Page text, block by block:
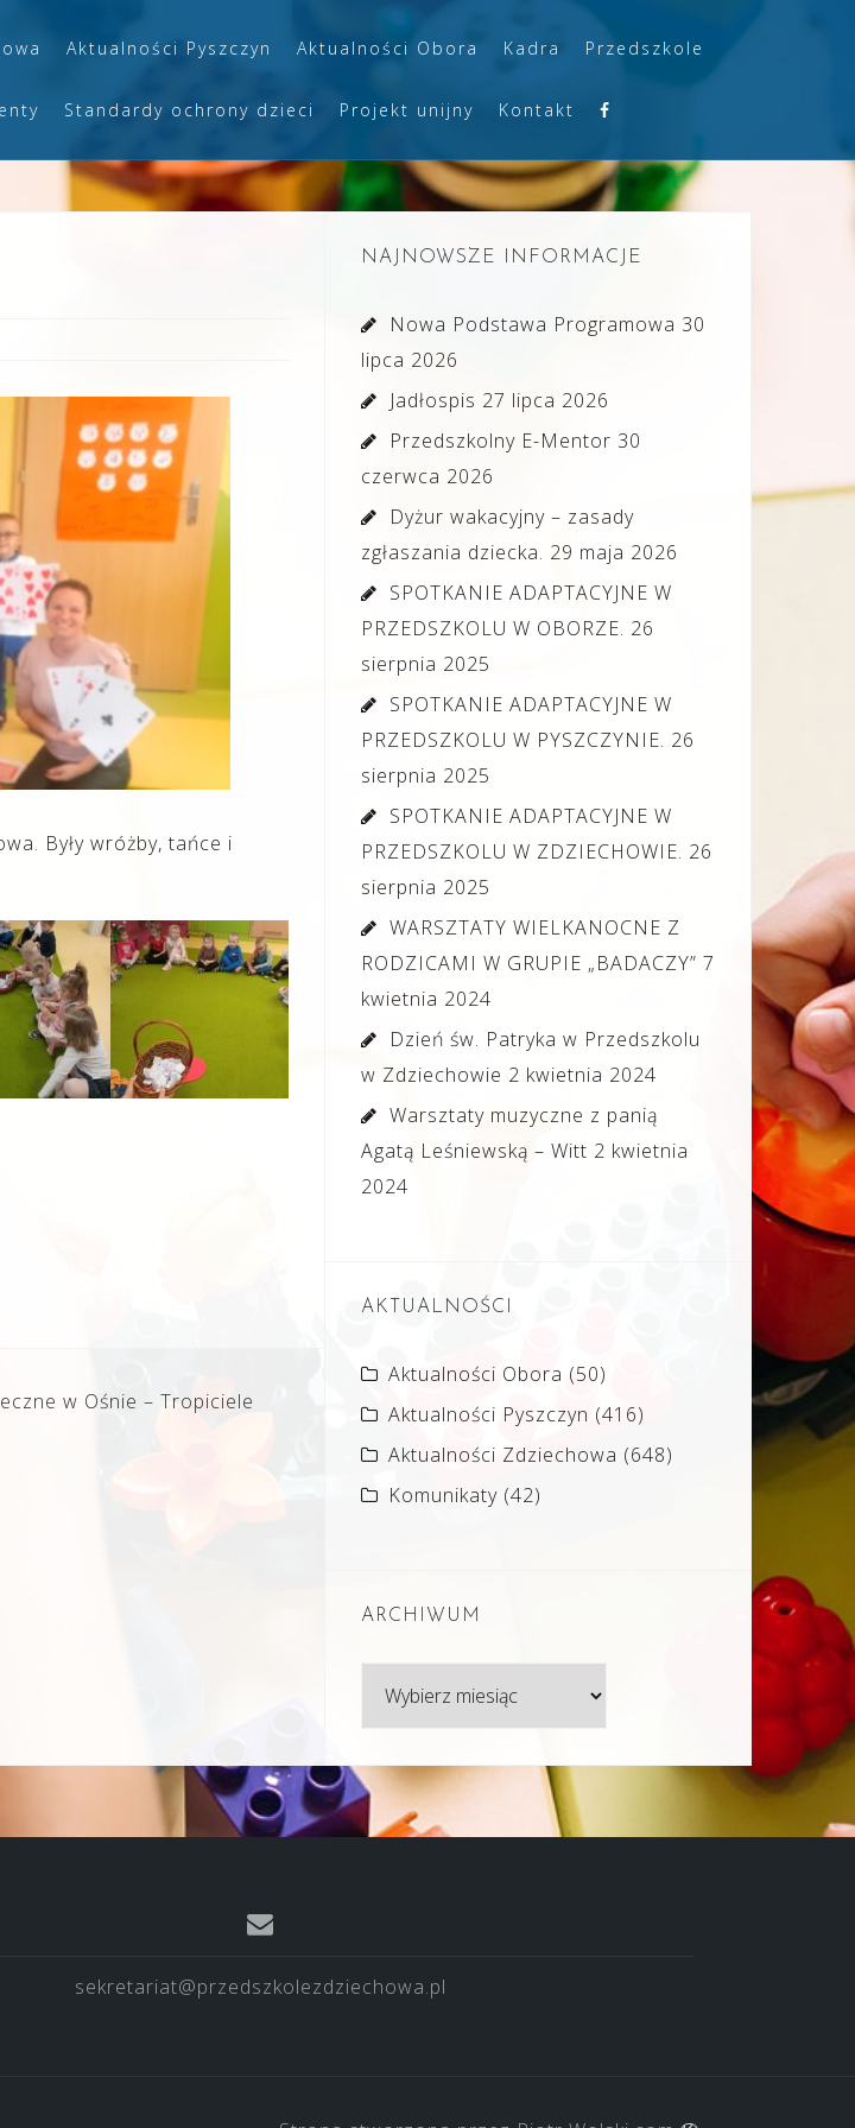
Aktualności Pyszczyn Aktualności Obora Kadra Przedszkole
Standardy ochrony dzieci Projekt unijny Kontakt
Były wróżby, tańce i
w Ośnie – Tropiciele
NAJNOWSZE INFORMACJE
Nowa Podstawa Programowa 30
lipca 2026
Jadłospis 27 lipca 2026
Przedszkolny E-Mentor 30
czerwca 2026
Dyżur wakacyjny – zasady
zgłaszania dziecka. 29 maja 2026
SPOTKANIE ADAPTACYJNE W
PRZEDSZKOLU W OBORZE. 26
sierpnia 2025
SPOTKANIE ADAPTACYJNE W
PRZEDSZKOLU W PYSZCZYNIE. 26
sierpnia 2025
SPOTKANIE ADAPTACYJNE W
PRZEDSZKOLU W ZDZIECHOWIE. 26
sierpnia 2025
WARSZTATY WIELKANOCNE Z
RODZICAMI W GRUPIE „BADACZY” 7
kwietnia 2024
Dzień św. Patryka w Przedszkolu
w Zdziechowie 2 kwietnia 2024
Warsztaty muzyczne z panią
Agatą Leśniewską – Witt 2 kwietnia
2024
AKTUALNOŚCI
Aktualności Obora (50)
Aktualności Pyszczyn (416)
Aktualności Zdziechowa (648)
Komunikaty (42)
ARCHIWUM
sekretariat@przedszkolezdziechowa.pl